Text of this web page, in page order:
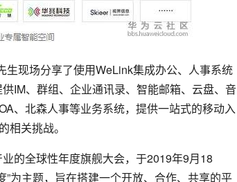
现场分享了使用WeLink集成办公、人事系统
IM、群组、企业通讯录、智能邮箱、云盘、音
、北森人事等业务系统，提供一站式的移动入
相关挑战。
的全球性年度旗舰大会，于2019年9月18
为主题，旨在搭建一个开放、合作、共享的平